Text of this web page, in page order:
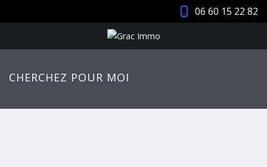
06 60 15 22 82
CHERCHEZ POUR MOI